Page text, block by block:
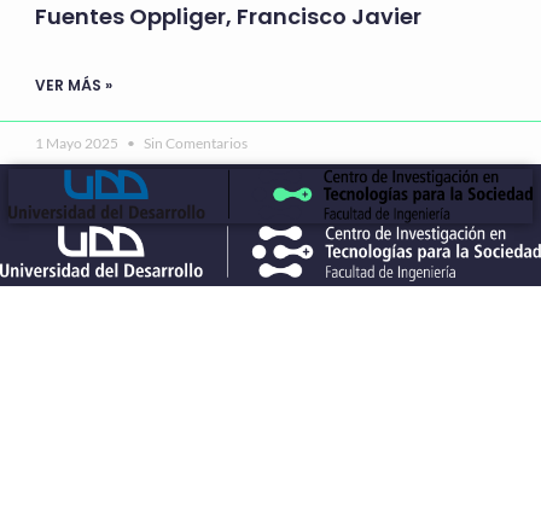
Fuentes Oppliger, Francisco Javier
VER MÁS »
1 Mayo 2025 Sin Comentarios